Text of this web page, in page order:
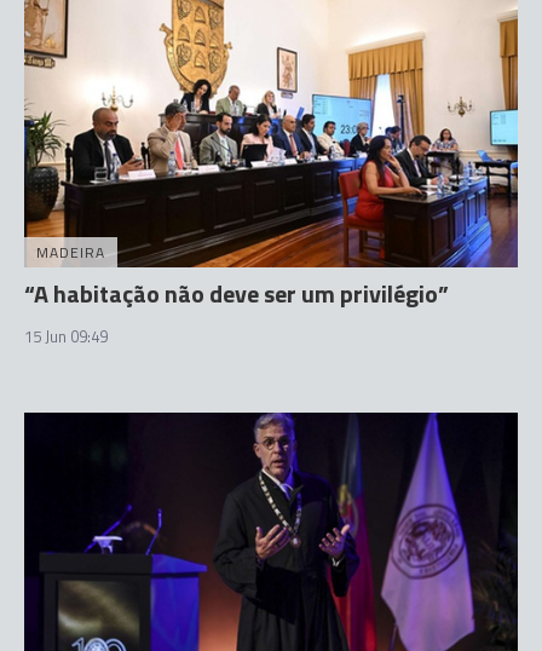
MADEIRA
“A habitação não deve ser um privilégio”
15 Jun 09:49